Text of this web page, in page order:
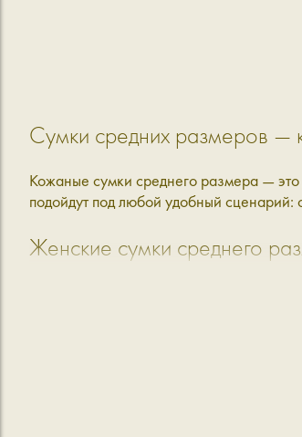
Сумки средних размеров —
Кожаные сумки среднего размера —
подойдут под любой удобный сценарий:
Женские сумки среднего
В Aprell каждая сумка продумана до
Средние сумки сделаны из
представлены в разных формах,